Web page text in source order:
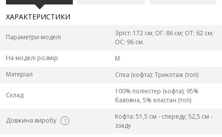
ХАРАКТЕРИСТИКИ
Параметри моделі
Зріст: 172 см; ОГ: 86 см; ОТ: 62 см;
ОС: 96 см.
На моделі розмір
M
Матеріал
Сітка (кофта); Трикотаж (топ)
Склад
100% поліестер (кофта); 95%
бавовна, 5% еластан (топ)
Довжина виробу ?
Кофта: 51,5 см - спереду; 52,5 см -
ззаду